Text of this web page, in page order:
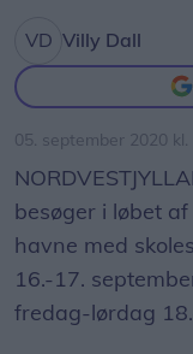
Villy Dall
05. september 2020 kl.
besøger i løbet
havne med
16.-17.
fredag-lørdag